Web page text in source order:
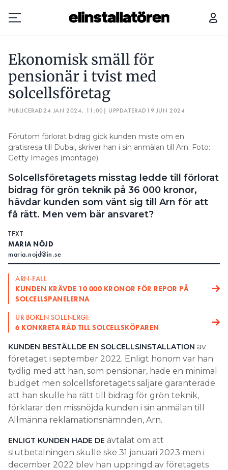
Prenumerera
Hantera prenumeration
Annonsera
Läs E-tidningen
Om tidningen
Kontakt
Search for:
SEARCH
Ekonomisk smäll för
pensionär i tvist med
solcellsföretag
PUBLICERAD24 JAN 2024, 11:00 | UPPDATERAD 19 JUN 2024
Förutom förlorat bidrag gick kunden miste om en
gratisresa till Dubai, skriver han i sin anmälan till Arn. Foto:
Getty Images (montage)
Solcellsföretagets misstag ledde till förlorat
bidrag för grön teknik på 36 000 kronor,
hävdar kunden som vänt sig till Arn för att
få rätt. Men vem bär ansvaret?
TEXT
MARIA NÖJD
maria.nojd@in.se
ARN-FALL
KUNDEN KRÄVDE 10 000 KRONOR FÖR REPOR PÅ
SOLCELLSPANELERNA
UR BOKEN SOLENERGI:
6 KONKRETA RÅD TILL SOLCELLSKÖPAREN
KUNDEN BESTÄLLDE EN SOLCELLSINSTALLATION av
företaget i september 2022. Enligt honom var han
tydlig med att han, som pensionär, hade en minimal
budget men solcellsföretagets säljare garanterade
att han skulle ha rätt till bidrag för grön teknik,
förklarar den missnöjda kunden i sin anmälan till
Allmänna reklamationsnämnden, Arn.
ENLIGT KUNDEN HADE DE avtalat om att
slutbetalningen skulle ske 31 januari 2023 men i
december 2022 blev han uppringd av företagets